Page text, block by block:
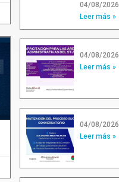
04/08/2026
Leer más »
04/08/2026
Leer más »
04/08/2026
Leer más »